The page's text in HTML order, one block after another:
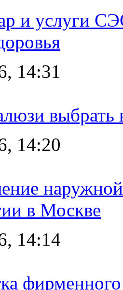
и услуги
14:31
выбрать
14:20
в Москве
14:14